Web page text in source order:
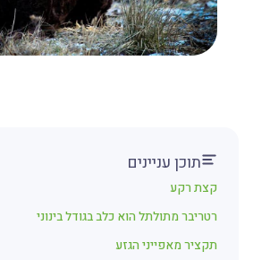
תוכן עניינים
קצת רקע
רטריבר מתולתל הוא כלב בגודל בינוני
תקציר מאפייני הגזע